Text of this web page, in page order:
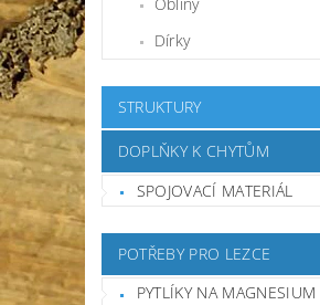
Dírky
STRUKTURY
DOPLŇKY K CHYTŮM
SPOJOVACÍ MATERIÁL
POTŘEBY PRO LEZCE
PYTLÍKY NA MAGNESIUM